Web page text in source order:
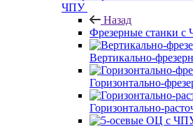
ЧПУ
Назад
Фрезерные станки
Вертикально-
Горизонтально-
Горизонтально-